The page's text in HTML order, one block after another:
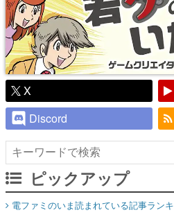
X
Discord
ピックアップ
電ファミのいま読まれている記事ランキ
アプリセール情報
インタビュー